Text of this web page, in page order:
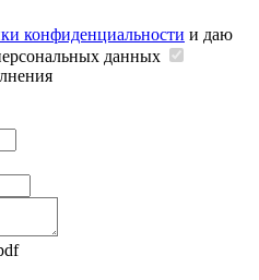
конфиденциальности и даю
данных